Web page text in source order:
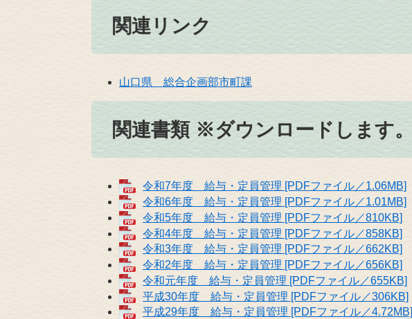
関連リンク
山口県 総合企画部市町課
関連書類 ※ダウンロードします。
令和7年度 給与・定員管理 [PDFファイル／1.06MB]
令和6年度 給与・定員管理 [PDFファイル／1.01MB]
令和5年度 給与・定員管理 [PDFファイル／810KB]
令和4年度 給与・定員管理 [PDFファイル／858KB]
令和3年度 給与・定員管理 [PDFファイル／662KB]
令和2年度 給与・定員管理 [PDFファイル／656KB]
令和元年度 給与・定員管理 [PDFファイル／655KB]
平成30年度 給与・定員管理 [PDFファイル／306KB]
平成29年度 給与・定員管理 [PDFファイル／4.72MB]